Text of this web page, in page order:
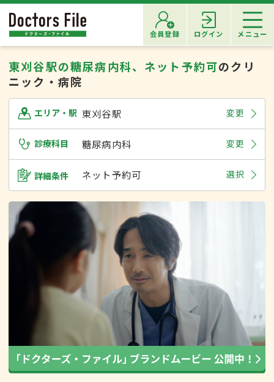
会員登録 ログイン メニュー
東刈谷駅の糖尿病内科、ネット予約可のクリ
ニック・病院
エリア・駅 東刈谷駅 変更
診療科目 糖尿病内科 変更
詳細条件 ネット予約可 選択